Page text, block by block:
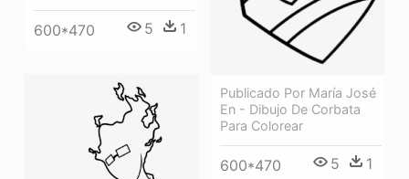
Publicado Por María José
En - Dibujo De Corbata
Para Colorear
600*470 5 1
600*470 5 1